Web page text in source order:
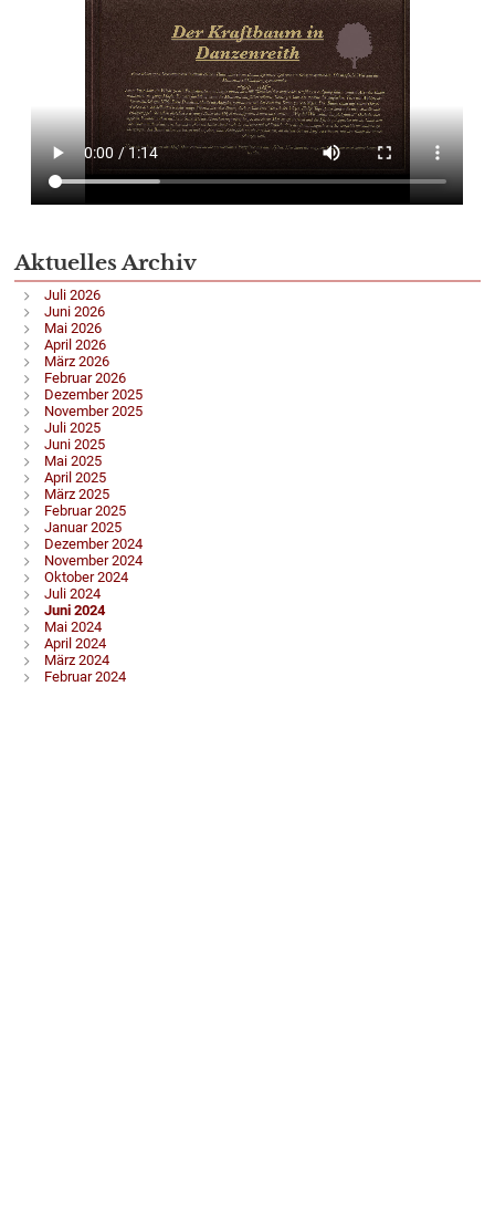
Aktuelles Archiv
Juli 2026
Juni 2026
Mai 2026
April 2026
März 2026
Februar 2026
Dezember 2025
November 2025
Juli 2025
Juni 2025
Mai 2025
April 2025
März 2025
Februar 2025
Januar 2025
Dezember 2024
November 2024
Oktober 2024
Juli 2024
Juni 2024
Mai 2024
April 2024
März 2024
Februar 2024